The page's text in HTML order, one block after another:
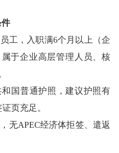
件
工，入职满6个月以上（企
于企业高层管理人员、核
国普通护照，建议护照有
页充足。
无APEC经济体拒签、遣返